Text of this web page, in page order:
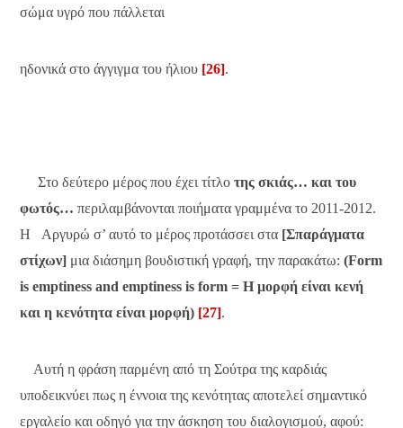
σώμα υγρό που πάλλεται
ηδονικά στο άγγιγμα του ήλιου [26].
Στο δεύτερο μέρος που έχει τίτλοτης σκιάς… και του
φωτός… περιλαμβάνονται ποιήματα γραμμένα το 2011-2012.
Η Αργυρώ σ’ αυτό το μέρος προτάσσει στα [Σπαράγματα
στίχων] μια διάσημη βουδιστική γραφή, την παρακάτω:(Form
is emptiness and emptiness is form = Η μορφή είναι κενή
και η κενότητα είναι μορφή) [27].
Αυτή η φράση παρμένη από τη Σούτρα της καρδιάς
υποδεικνύει πως η έννοια της κενότητας αποτελεί σημαντικό
εργαλείο και οδηγό για την άσκηση του διαλογισμού, αφού: